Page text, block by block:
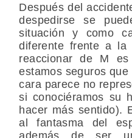
Después del
despedirse se
situación y como
diferente frente a
reaccionar de M
estamos seguros
cara parece no
si conociéramos su
hacer más sentido).
al fantasma del
además de ser